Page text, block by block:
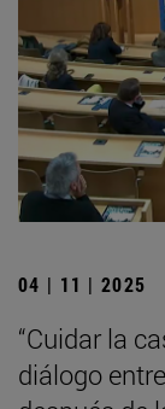
04 | 11 | 2025
“Cuidar la
diálogo